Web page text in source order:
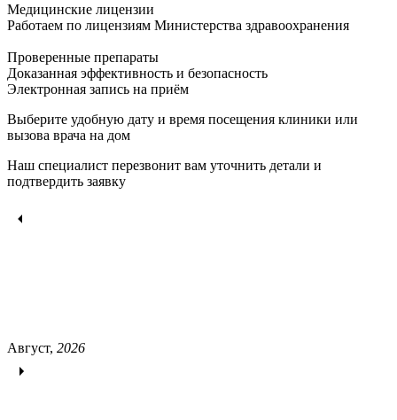
Медицинские лицензии
Работаем по лицензиям Министерства здравоохранения
Проверенные препараты
Доказанная эффективность и безопасность
Электронная запись на приём
Выберите удобную дату и время посещения клиники или
вызова врача на дом
Наш специалист перезвонит вам уточнить детали и
подтвердить заявку
Август, 2026